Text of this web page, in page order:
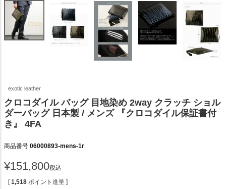
exotic leather
クロコダイル バッグ 目地染め 2way クラッチ ショル
ダーバッグ 日本製 / メンズ 『クロコダイル保証書付
き』 4FA
商品番号 06000893-mens-1r
¥151,800税込
[ 1,518 ポイント進呈 ]